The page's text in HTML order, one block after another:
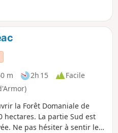
m 2h 15
Facile
la Forêt Domaniale de
hectares. La partie Sud est
Ne pas hésiter à sentir les